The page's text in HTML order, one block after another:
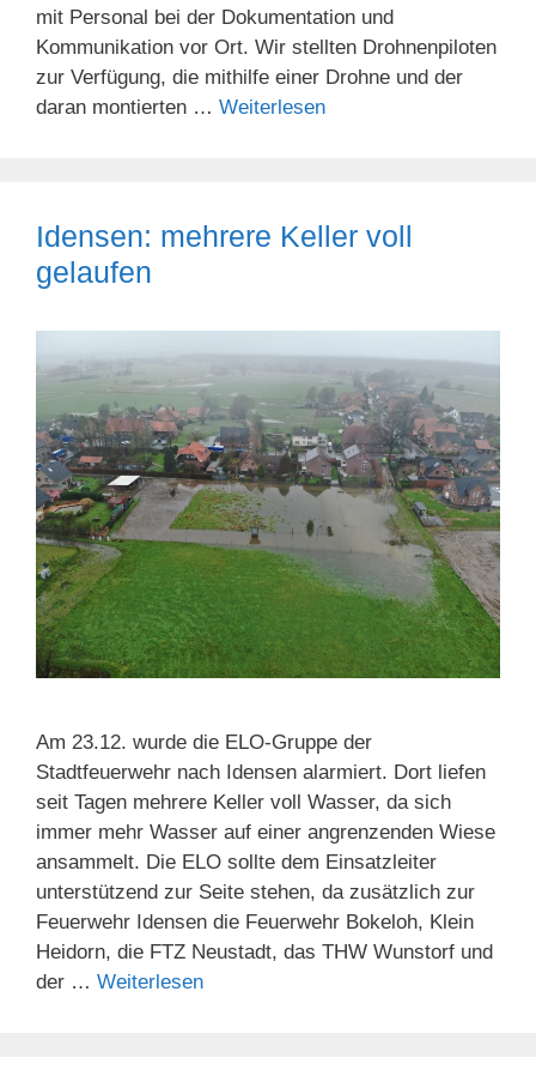
mit Personal bei der Dokumentation und
Kommunikation vor Ort. Wir stellten Drohnenpiloten
zur Verfügung, die mithilfe einer Drohne und der
daran montierten … Weiterlesen
Idensen: mehrere Keller voll
gelaufen
Am 23.12. wurde die ELO-Gruppe der
Stadtfeuerwehr nach Idensen alarmiert. Dort liefen
seit Tagen mehrere Keller voll Wasser, da sich
immer mehr Wasser auf einer angrenzenden Wiese
ansammelt. Die ELO sollte dem Einsatzleiter
unterstützend zur Seite stehen, da zusätzlich zur
Feuerwehr Idensen die Feuerwehr Bokeloh, Klein
Heidorn, die FTZ Neustadt, das THW Wunstorf und
der … Weiterlesen